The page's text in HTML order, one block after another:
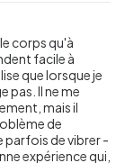
corps qu'à
facile à
que lorsque je
pas. Il ne me
mais il
de
parfois de vibrer -
expérience qui,